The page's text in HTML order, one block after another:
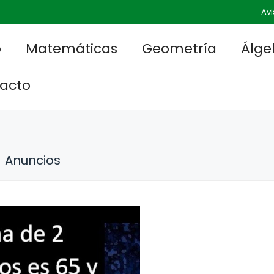
Matemáticas Geometría
Anuncios